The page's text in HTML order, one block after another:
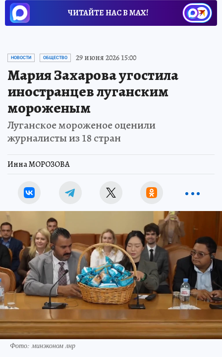
ЧИТАЙТЕ НАС В МАХ!
НОВОСТИ ОБЩЕСТВО 29 июня 2026 15:00
Мария Захарова угостила
иностранцев луганским
мороженым
Луганское мороженое оценили
журналисты из 18 стран
Инна МОРОЗОВА
Фото: минэконом лнр